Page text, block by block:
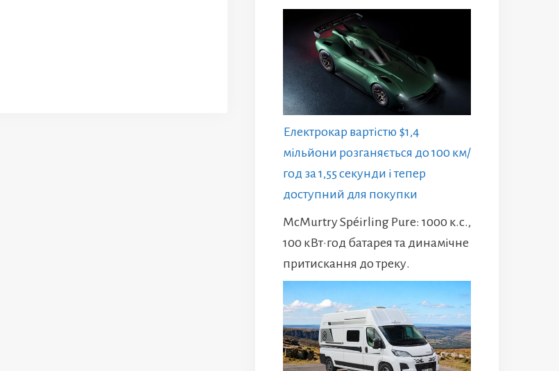
Електрокар вартістю $1,4
мільйони розганяється до 100 км/
год за 1,55 секунди і тепер
доступний для покупки
McMurtry Spéirling Pure: 1000 к.с.,
100 кВт·год батарея та динамічне
притискання до треку.